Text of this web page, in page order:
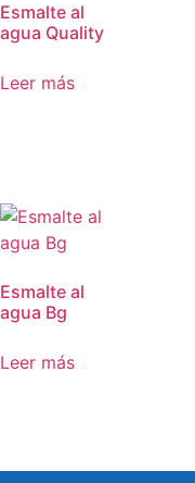
Esmalte al
agua Quality
Leer más
Esmalte al
agua Bg
Leer más